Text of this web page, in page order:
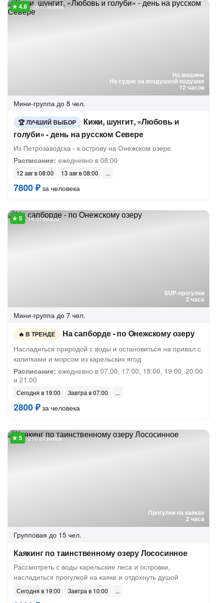
На машине
На судне на воздушной подушке
12 часов
36 отзывов
Мини-группа до 8 чел.
ЛУЧШИЙ ВЫБОР
Кижи, шунгит, «Любовь и
голуби» - день на русском Севере
Из Петрозаводска - к острову на Онежском озере
Расписание: ежедневно в 08:00
12 авг в 08:00 13 авг в 08:00
7800 ₽за человека
SUP-прогулки
2 часа
14 отзывов
Мини-группа до 7 чел.
В ТРЕНДЕ На сапборде - по Онежскому озеру
Насладиться природой с воды и остановиться на привал с
калитками и морсом из карельских ягод
Расписание: ежедневно в 07:00, 17:00, 18:00, 19:00, 20:00
и 21:00
Сегодня в 19:00 Завтра в 07:00
2800 ₽за человека
Прогулки на каяках
2 часа
210 отзывов
Групповая до 15 чел.
Каякинг по таинственному озеру Лососинное
Рассмотреть с воды карельские леса и островки,
насладиться прогулкой на каяке и отдохнуть душой
Сегодня в 19:00 Завтра в 10:00